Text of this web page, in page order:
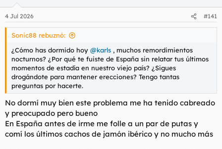
e
s
4 Jul 2026 #141
Sonic88 rebuznó:
¿Cómo has dormido hoy @karls , muchos remordimientos
nocturnos? ¿Por qué te fuiste de España sin relatar tus últimos
momentos de estadía en nuestro viejo país? ¿Sigues
drogándote para mantener erecciones? Tengo tantas
preguntas por hacerte.
No dormí muy bien este problema me ha tenido cabreado
y preocupado pero bueno
En España antes de irme me folle a un par de putas y
comí los últimos cachos de jamón ibérico y no mucho más